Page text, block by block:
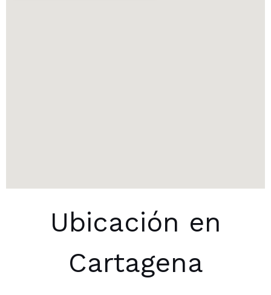
Ubicación en
Cartagena